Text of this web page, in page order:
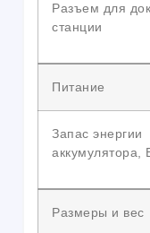
Разъем для
станции
Питание
Запас энергии
аккумулятора,
Размеры и вес